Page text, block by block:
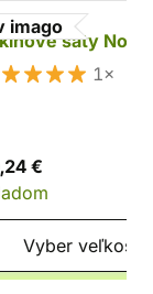
imago
šaty Nox
1×
€
Vyber veľkosti